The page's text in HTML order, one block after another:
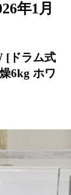
年1月
[ドラム式
6kg ホワ